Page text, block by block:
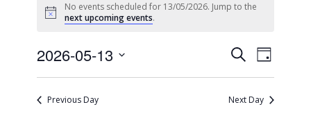
Notice
No events scheduled for 13/05/2026. Jump to the
next upcoming events.
Events
Search
and
SearchEvent
Views
Day
2026-05-13
Previous Day
Next Day